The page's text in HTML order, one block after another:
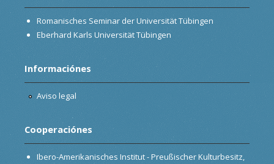
Romanisches Seminar der Universität Tübingen
Eberhard Karls Universität Tübingen
Informaciónes
Aviso legal
Cooperaciónes
Ibero-Amerikanisches Institut - Preußischer Kulturbesitz,